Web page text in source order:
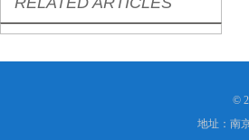
©
地址：南